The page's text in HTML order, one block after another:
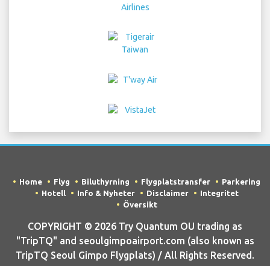
Home Flyg Biluthyrning Flygplatstransfer
Parkering
Hotell
Info & Nyheter Disclaimer
Integritet
Översikt
COPYRIGHT © 2026 Try Quantum OU trading as
"TripTQ" and seoulgimpoairport.com (also known as
TripTQ Seoul Gimpo Flygplats) / All Rights Reserved.